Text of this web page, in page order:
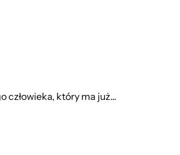
który ma już...